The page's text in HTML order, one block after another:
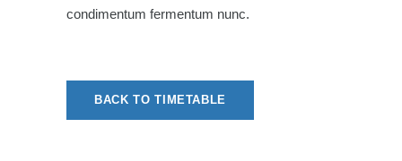
condimentum fermentum nunc.
BACK TO TIMETABLE